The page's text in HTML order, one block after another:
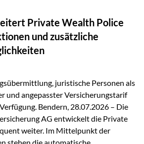
beschleunigen Abläufe und
das Wesentliche: die persönliche
wird die individuelle Betreuung
Technologie kann
entsteht jedoch weiterhin im
Bei der Vienna-Life reagieren…
Private Wealth Police
und zusätzliche
juristische Personen als
und angepasster Versicherungstarif
Bendern, 28.07.2026 – Die
AG entwickelt die Private
weiter. Im Mittelpunkt der